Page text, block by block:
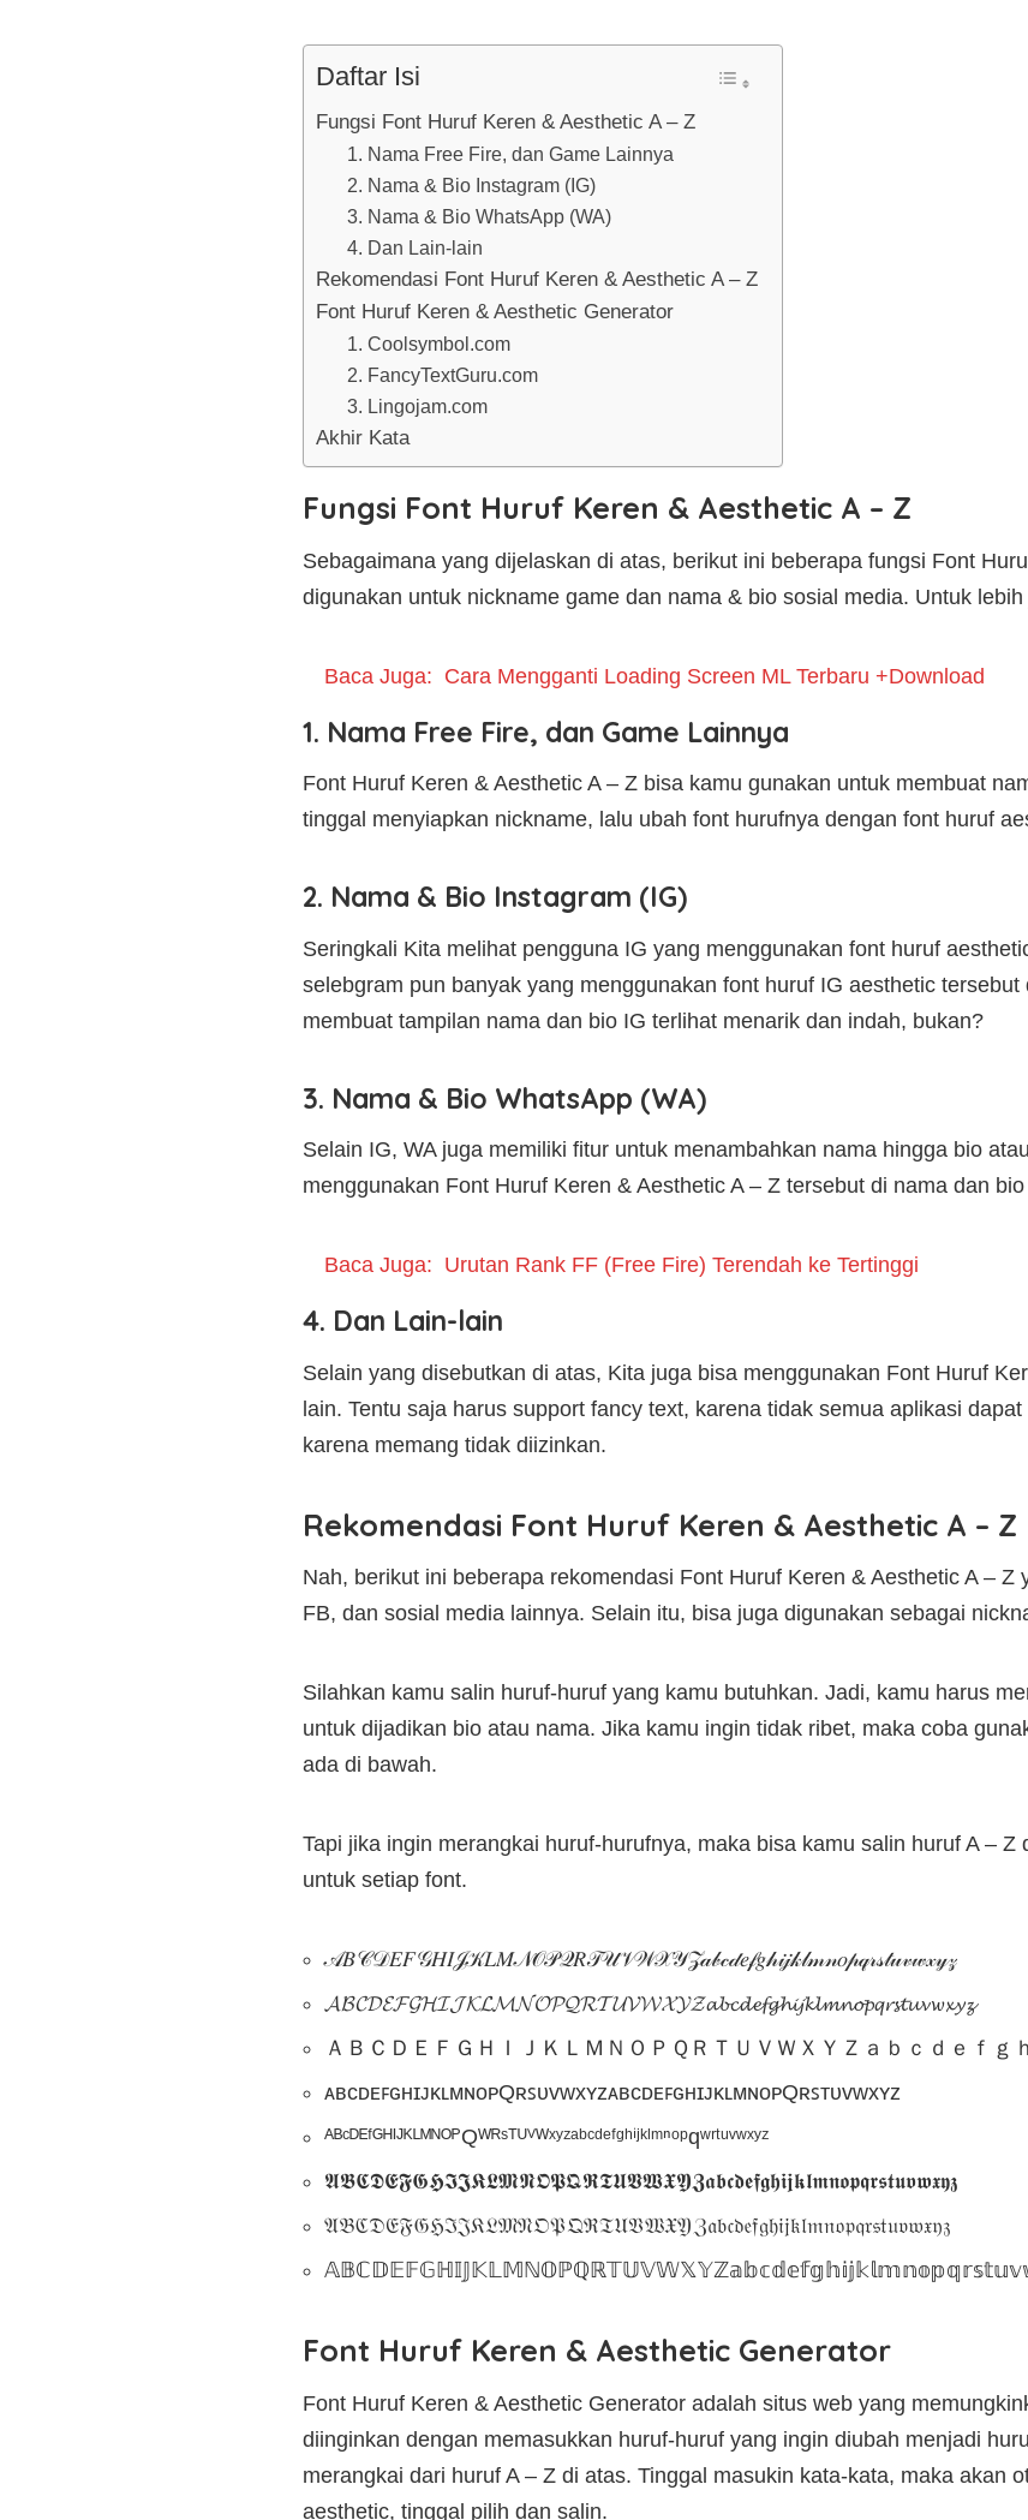
Daftar Isi
Fungsi Font Huruf Keren & Aesthetic A – Z
1. Nama Free Fire, dan Game Lainnya
2. Nama & Bio Instagram (IG)
3. Nama & Bio WhatsApp (WA)
4. Dan Lain-lain
Rekomendasi Font Huruf Keren & Aesthetic A – Z
Font Huruf Keren & Aesthetic Generator
1. Coolsymbol.com
2. FancyTextGuru.com
3. Lingojam.com
Akhir Kata
Fungsi Font Huruf Keren & Aesthetic A – Z
Sebagaimana yang dijelaskan di atas, berikut ini beberapa fungsi Font
digunakan untuk nickname game dan nama & bio sosial media. Untuk
Baca Juga: Cara Mengganti Loading Screen ML Terbaru +Download
1. Nama Free Fire, dan Game Lainnya
Font Huruf Keren & Aesthetic A – Z bisa kamu gunakan untuk membuat
tinggal menyiapkan nickname, lalu ubah font hurufnya dengan font huruf
2. Nama & Bio Instagram (IG)
Seringkali Kita melihat pengguna IG yang menggunakan font huruf
selebgram pun banyak yang menggunakan font huruf IG aesthetic
membuat tampilan nama dan bio IG terlihat menarik dan indah, bukan?
3. Nama & Bio WhatsApp (WA)
Selain IG, WA juga memiliki fitur untuk menambahkan nama hingga bio
menggunakan Font Huruf Keren & Aesthetic A – Z tersebut di nama dan
Baca Juga: Urutan Rank FF (Free Fire) Terendah ke Tertinggi
4. Dan Lain-lain
Selain yang disebutkan di atas, Kita juga bisa menggunakan Font Huruf
lain. Tentu saja harus support fancy text, karena tidak semua aplikasi
karena memang tidak diizinkan.
Rekomendasi Font Huruf Keren & Aesthetic A – Z
Nah, berikut ini beberapa rekomendasi Font Huruf Keren & Aesthetic A –
FB, dan sosial media lainnya. Selain itu, bisa juga digunakan sebagai
Silahkan kamu salin huruf-huruf yang kamu butuhkan. Jadi, kamu harus
untuk dijadikan bio atau nama. Jika kamu ingin tidak ribet, maka coba
ada di bawah.
Tapi jika ingin merangkai huruf-hurufnya, maka bisa kamu salin huruf A –
untuk setiap font.
𝒜𝐵𝒞𝒟𝐸𝐹𝒢𝐻𝐼𝒥𝒦𝐿𝑀𝒩𝒪𝒫𝒬𝑅𝒯𝒰𝒱𝒲𝒳𝒴𝒵𝒶𝒷𝒸𝒹𝑒𝒻𝑔𝒽𝒾𝒿𝓀𝓁𝓂𝓃𝑜𝓅𝓆𝓇𝓈𝓉𝓊𝓋𝓌𝓍𝓎𝓏
𝓐𝓑𝓒𝓓𝓔𝓕𝓖𝓗𝓘𝓙𝓚𝓛𝓜𝓝𝓞𝓟𝓠𝓡𝓣𝓤𝓥𝓦𝓧𝓨𝓩𝓪𝓫𝓬𝓭𝓮𝓯𝓰𝓱𝓲𝓳𝓴𝓵𝓶𝓷𝓸𝓹𝓺𝓻𝓼𝓽𝓾𝓿𝔀𝔁𝔂𝔃
ＡＢＣＤＥＦＧＨＩＪＫＬＭＮＯＰＱＲＴＵＶＷＸＹＺａｂｃｄｅｆｇ
ᴀʙᴄᴅᴇꜰɢʜɪᴊᴋʟᴍɴᴏᴘQʀꜱᴜᴠᴡxʏᴢᴀʙᴄᴅᴇꜰɢʜɪᴊᴋʟᴍɴᴏᴘQʀꜱᴛᴜᴠᴡxʏᴢ
ᴬᴮᶜᴰᴱᶠᴳᴴᴵᴶᴷᴸᴹᴺᴼᴾQᵂᴿˢᵀᵁⱽᵂˣʸᶻᵃᵇᶜᵈᵉᶠᵍʰⁱʲᵏˡᵐⁿᵒᵖqʷʳᵗᵘᵛʷˣʸᶻ
𝕬𝕭𝕮𝕯𝕰𝕱𝕲𝕳𝕴𝕵𝕶𝕷𝕸𝕹𝕺𝕻𝕼𝕽𝕿𝖀𝖁𝖂𝖃𝖄𝖅𝖆𝖇𝖈𝖉𝖊𝖋𝖌𝖍𝖎𝖏𝖐𝖑𝖒𝖓𝖔𝖕𝖖𝖗𝖘𝖙𝖚𝖛𝖜𝖝𝖞𝖟
𝔄𝔅ℭ𝔇𝔈𝔉𝔊ℌℑ𝔍𝔎𝔏𝔐𝔑𝔒𝔓𝔔ℜ𝔗𝔘𝔙𝔚𝔛𝔜ℨ𝔞𝔟𝔠𝔡𝔢𝔣𝔤𝔥𝔦𝔧𝔨𝔩𝔪𝔫𝔬𝔭𝔮𝔯𝔰𝔱𝔲𝔳𝔴𝔵𝔶𝔷
Font Huruf Keren & Aesthetic Generator
Font Huruf Keren & Aesthetic Generator adalah situs web yang
diinginkan dengan memasukkan huruf-huruf yang ingin diubah menjadi
merangkai dari huruf A – Z di atas. Tinggal masukin kata-kata, maka akan
aesthetic, tinggal pilih dan salin.